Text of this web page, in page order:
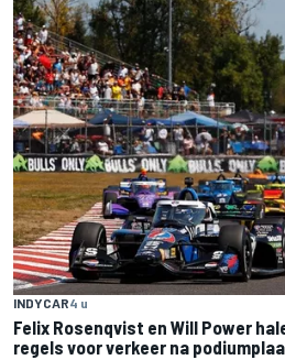
INDYCAR4 u
Felix Rosenqvist en Will Power
regels voor verkeer na